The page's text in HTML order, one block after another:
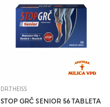
DR.THEISS
STOP GRČ SENIOR 56 TABLETA